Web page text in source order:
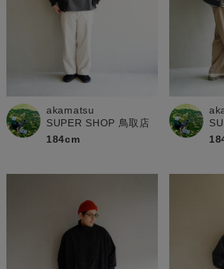
ご利用ガイド
ギフトラッピング
お問い合わせ
この条件で絞り込む
akamatsu
SUPER SHOP 鳥取店
184cm